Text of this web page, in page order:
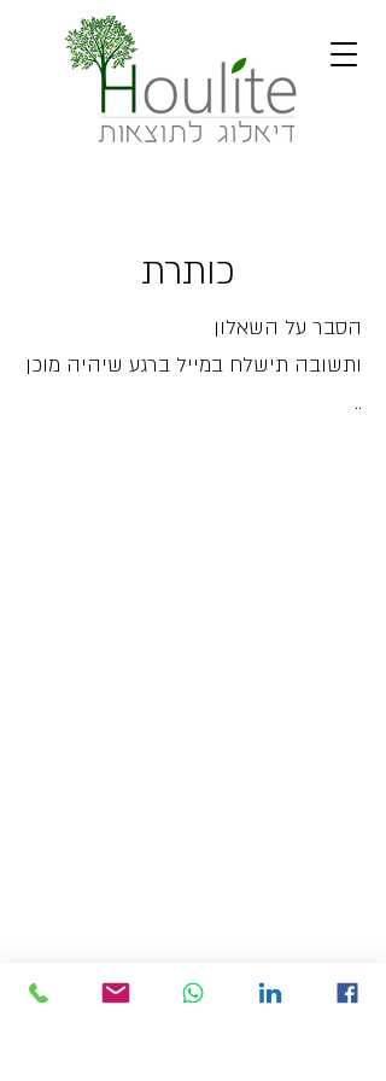
הסבר על השאלון
ותשובה תישלח במייל ברגע שיהיה מוכן
..